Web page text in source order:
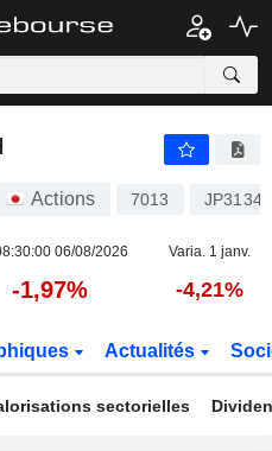
Actions 7013
06/08/2026 Varia. 1 janv.
-1,97% -4,21%
Actualités
sectorielles